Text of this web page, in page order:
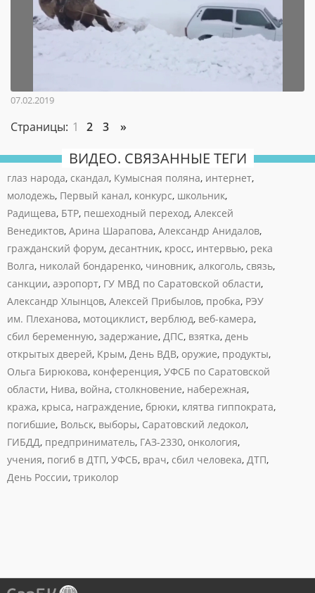
07.02.2019
Страницы: 1 2 3 »
ВИДЕО. СВЯЗАННЫЕ ТЕГИ
глаз народа, скандал, Кумысная поляна, интернет,
молодежь, Первый канал, конкурс, школьник,
Радищева, БТР, пешеходный переход, Алексей
Венедиктов, Арина Шарапова, Александр Анидалов,
гражданский форум, десантник, кросс, интервью, река
Волга, николай бондаренко, чиновник, алкоголь, связь,
санкции, аэропорт, ГУ МВД по Саратовской области,
Александр Хлынцов, Алексей Прибылов, пробка, РЭУ
им. Плеханова, мотоциклист, верблюд, веб-камера,
сбил беременную, задержание, ДПС, взятка, день
открытых дверей, Крым, День ВДВ, оружие, продукты,
Ольга Бирюкова, конференция, УФСБ по Саратовской
области, Нива, война, столкновение, набережная,
кража, крыса, награждение, брюки, клятва гиппократа,
погибшие, Вольск, выборы, Саратовский ледокол,
ГИБДД, предприниматель, ГАЗ-2330, онкология,
учения, погиб в ДТП, УФСБ, врач, сбил человека, ДТП,
День России, триколор